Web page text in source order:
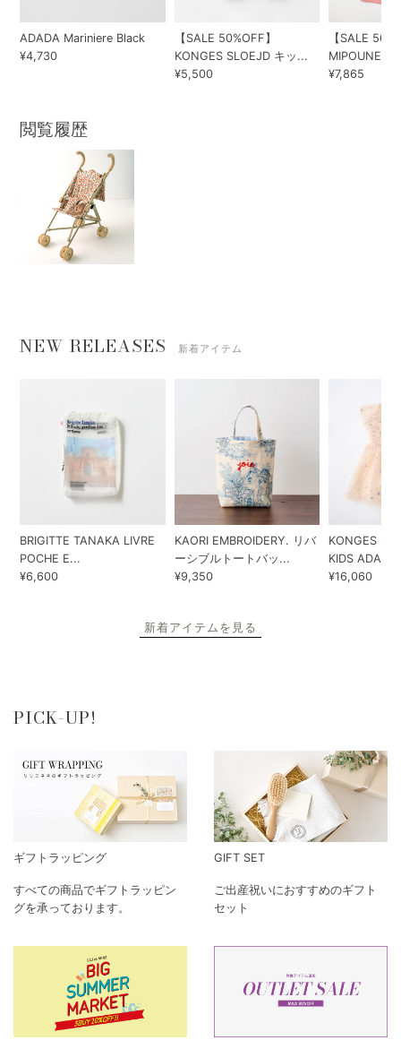
ADADA Mariniere Black
¥4,730
【SALE 50%OFF】
KONGES SLOEJD キッ...
¥5,500
【SALE
MIPOUNET
¥7,865
閲覧履歴
NEW RELEASES 新着アイテム
BRIGITTE TANAKA LIVRE
POCHE E...
¥6,600
KAORI EMBROIDERY. リバ
ーシブルトートバッ...
¥9,350
KONGES
KIDS ADA...
¥16,060
新着アイテムを見る
PICK-UP!
ギフトラッピング
すべての商品でギフトラッピン
グを承っております。
GIFT SET
ご出産祝いにおすすめのギフト
セット